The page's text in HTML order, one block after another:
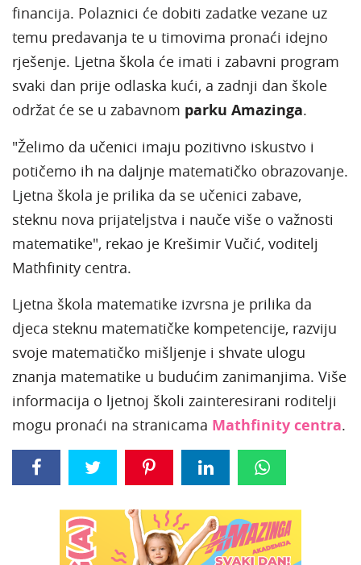
financija. Polaznici će dobiti zadatke vezane uz
temu predavanja te u timovima pronaći idejno
rješenje. Ljetna škola će imati i zabavni program
svaki dan prije odlaska kući, a zadnji dan škole
održat će se u zabavnom parku Amazinga.
"Želimo da učenici imaju pozitivno iskustvo i
potičemo ih na daljnje matematičko obrazovanje.
Ljetna škola je prilika da se učenici zabave,
steknu nova prijateljstva i nauče više o važnosti
matematike", rekao je Krešimir Vučić, voditelj
Mathfinity centra.
Ljetna škola matematike izvrsna je prilika da
djeca steknu matematičke kompetencije, razviju
svoje matematičko mišljenje i shvate ulogu
znanja matematike u budućim zanimanjima. Više
informacija o ljetnoj školi zainteresirani roditelji
mogu pronaći na stranicama Mathfinity centra.